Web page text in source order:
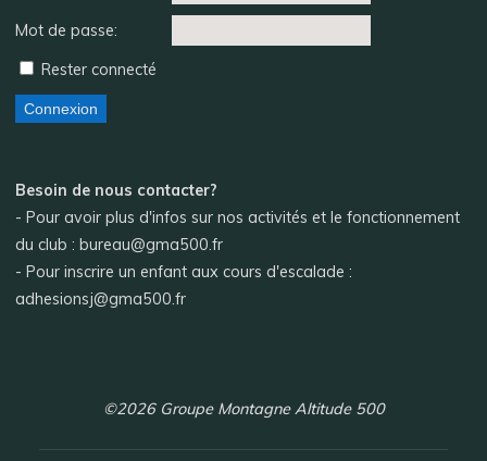
Mot de passe:
Rester connecté
Connexion
Besoin de nous contacter?
- Pour avoir plus d'infos sur nos activités et le fonctionnement
du club : bureau@gma500.fr
- Pour inscrire un enfant aux cours d'escalade :
adhesionsj@gma500.fr
©2026 Groupe Montagne Altitude 500